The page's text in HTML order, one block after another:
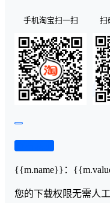
手机淘宝扫一扫 扫
{{m.name}} ：
您的下载权限无需人